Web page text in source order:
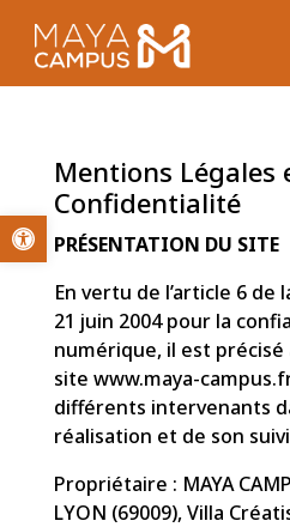
Ouvrir la barre d’outils
Mentions Légales
Confidentialité
PRÉSENTATION DU SITE
En vertu de l’article 6 de
21 juin 2004 pour la
numérique, il est
site www.maya-
différents intervenants
réalisation et de son
Propriétaire : MAYA
LYON (69009), Villa